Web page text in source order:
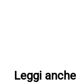
Leggi anche